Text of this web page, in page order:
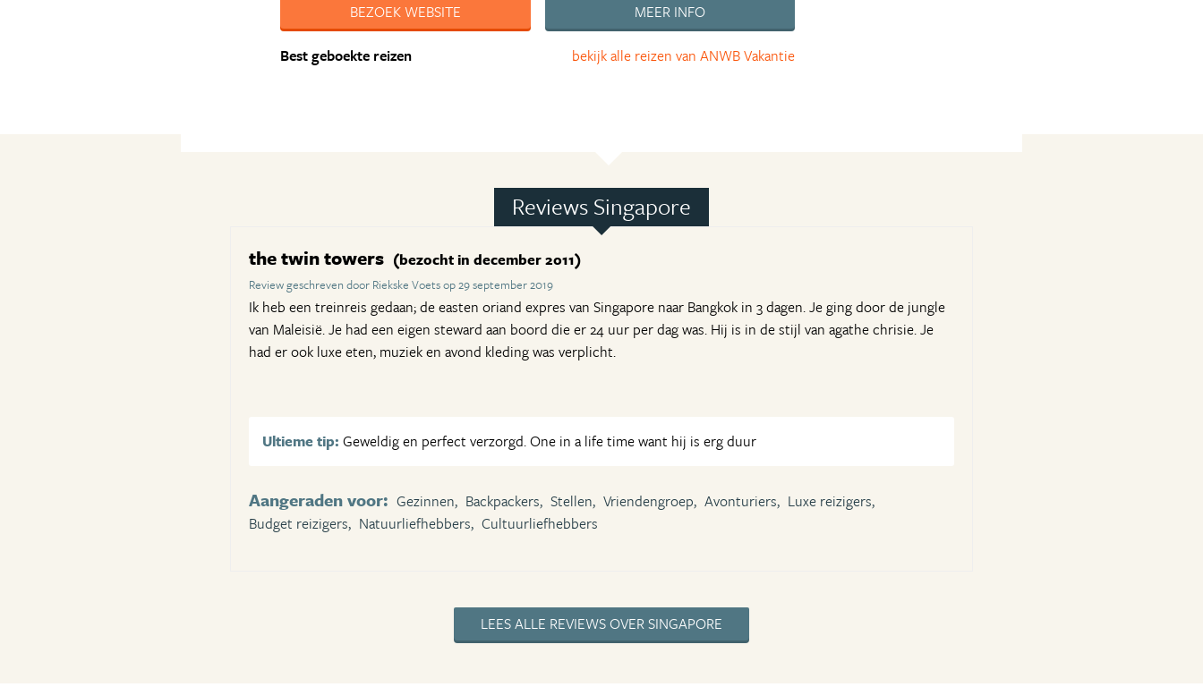
BEZOEK WEBSITE
MEER INFO
bekijk alle reizen van ANWB Vakantie
Best geboekte reizen
Reviews Singapore
the twin towers (bezocht in december 2011)
Review geschreven door Riekske Voets op 29 september 2019
Ik heb een treinreis gedaan; de easten oriand expres van Singapore naar Bangkok in 3 dagen. Je ging door de jungle
van Maleisië. Je had een eigen steward aan boord die er 24 uur per dag was. Hij is in de stijl van agathe chrisie. Je
had er ook luxe eten, muziek en avond kleding was verplicht.
Ultieme tip: Geweldig en perfect verzorgd. One in a life time want hij is erg duur
Aangeraden voor: Gezinnen, Backpackers, Stellen, Vriendengroep, Avonturiers, Luxe reizigers,
Budget reizigers, Natuurliefhebbers, Cultuurliefhebbers
LEES ALLE REVIEWS OVER SINGAPORE